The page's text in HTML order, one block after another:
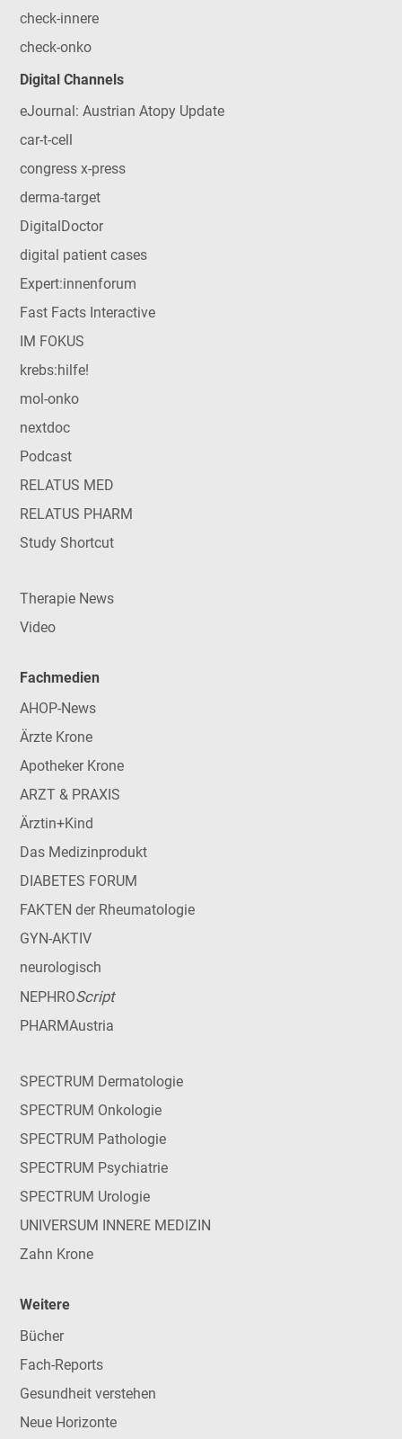
check-innere
check-onko
Digital Channels
eJournal: Austrian Atopy Update
car-t-cell
congress x-press
derma-target
DigitalDoctor
digital patient cases
Expert:innenforum
Fast Facts Interactive
IM FOKUS
krebs:hilfe!
mol-onko
nextdoc
Podcast
RELATUS MED
RELATUS PHARM
Study Shortcut
Therapie News
Video
Fachmedien
AHOP-News
Ärzte Krone
Apotheker Krone
ARZT & PRAXIS
Ärztin+Kind
Das Medizinprodukt
DIABETES FORUM
FAKTEN der Rheumatologie
GYN-AKTIV
neurologisch
NEPHROScript
PHARMAustria
SPECTRUM Dermatologie
SPECTRUM Onkologie
SPECTRUM Pathologie
SPECTRUM Psychiatrie
SPECTRUM Urologie
UNIVERSUM INNERE MEDIZIN
Zahn Krone
Weitere
Bücher
Fach-Reports
Gesundheit verstehen
Neue Horizonte